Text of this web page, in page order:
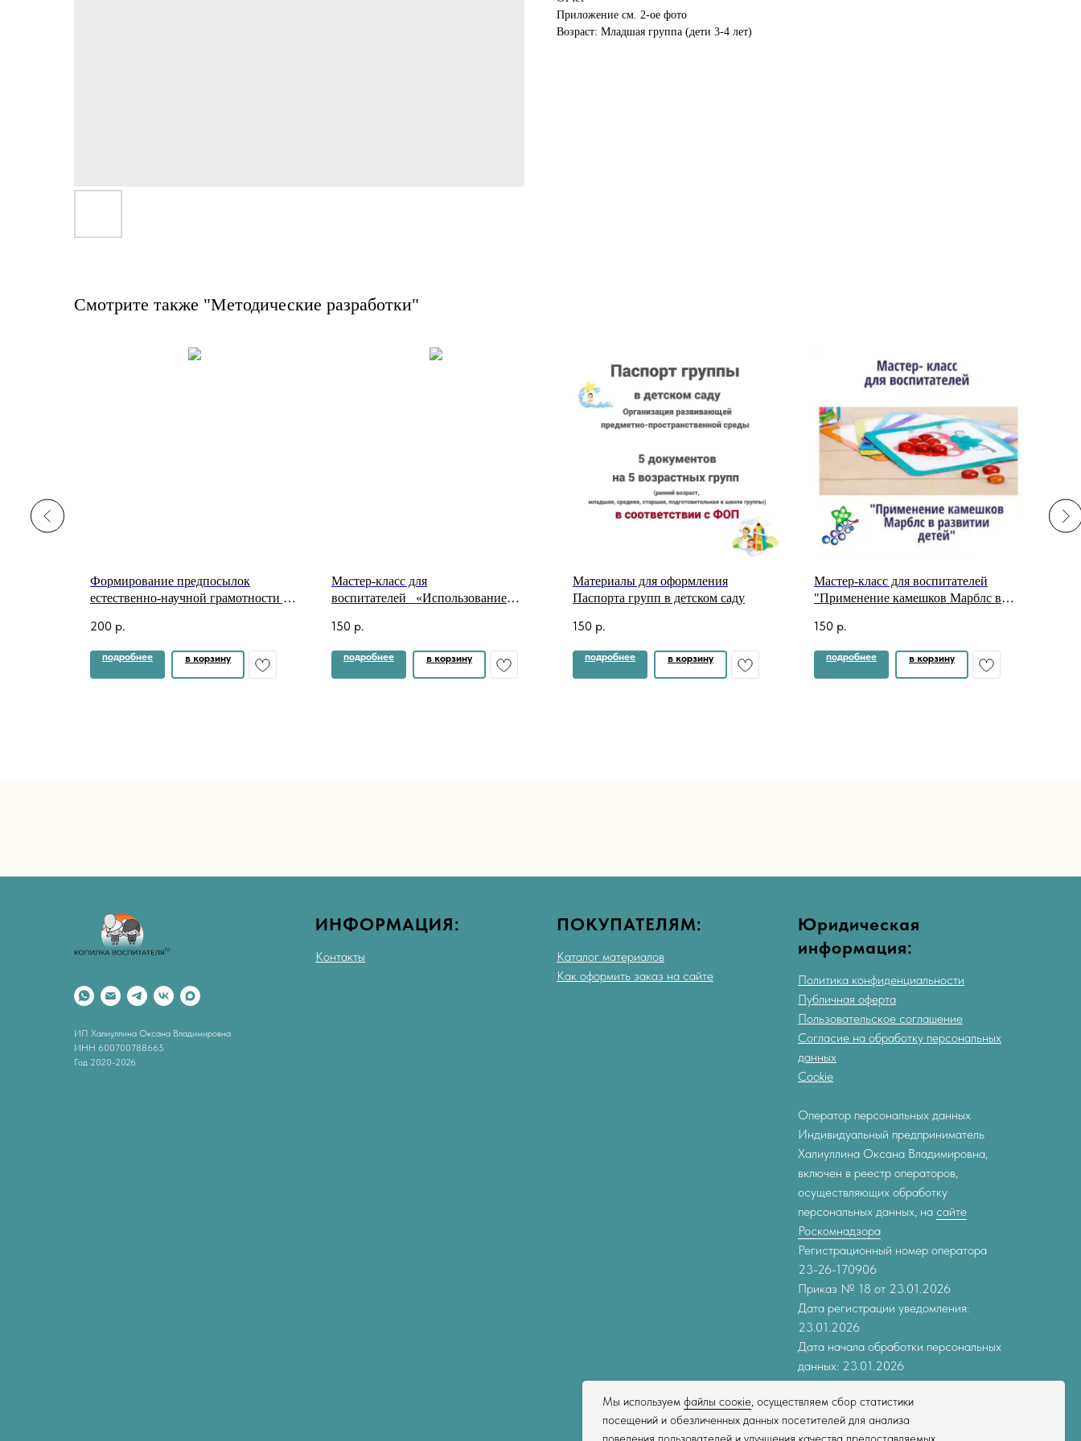
Приложение см. 2-ое фото
Возраст: Младшая группа (дети 3-4 лет)
Смотрите также "Методические разработки"
Формирование предпосылок
естественно-научной грамотности у
опытно-экспериментальной
деятельности
200 р.
подробнее в корзину
Мастер-класс для
воспитателей⠀«Использование
ДОУ»⠀
150 р.
подробнее в корзину
Материалы для оформления
Паспорта групп в детском саду
150 р.
подробнее в корзину
Мастер-класс для воспитателей
"Применение камешков Марблс в
150 р.
подробнее в корзину
Мы используем файлы соокіе, осуществляем сбор статистики
посещений и обезличенных данных посетителей для анализа
ИП Халиуллина Оксана Владимировна
ИНН 600700788665
Год 2020-2026
ИНФОРМАЦИЯ:
Контакты
ПОКУПАТЕЛЯМ:
Каталог материалов
Как оформить заказ на сайте
Юридическая
информация:
Политика конфиденциальности
Публичная оферта
Пользовательское соглашение
Согласие на обработку персональных
данных
Cookie
Оператор персональных данных
Индивидуальный предприниматель
Халиуллина Оксана Владимировна,
включен в реестр операторов,
осуществляющих обработку
персональных данных, на сайте
Роскомнадзора
Регистрационный номер оператора
23-26-170906
Приказ № 18 от 23.01.2026
Дата регистрации уведомления:
23.01.2026
Дата начала обработки персональных
данных: 23.01.2026